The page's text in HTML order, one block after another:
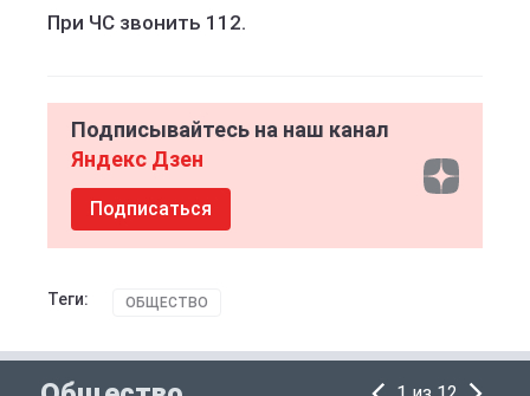
При ЧС звонить 112.
Подписывайтесь на наш канал
Яндекс Дзен
Подписаться
Теги: ОБЩЕСТВО